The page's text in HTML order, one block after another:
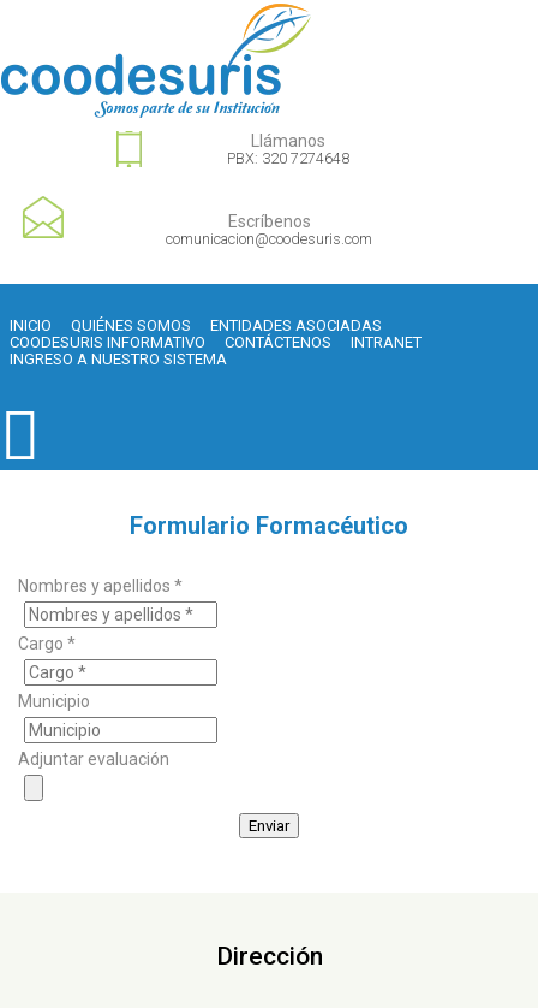
Llámanos
PBX: 320 7274648
Escríbenos
comunicacion@coodesuris.com
INICIO QUIÉNES SOMOS
ENTIDADES ASOCIADAS
COODESURIS INFORMATIVO
CONTÁCTENOS
INTRANET
INGRESO A NUESTRO SISTEMA
Formulario Formacéutico
Nombres y apellidos *
Cargo *
Municipio
Adjuntar evaluación
Enviar
Dirección